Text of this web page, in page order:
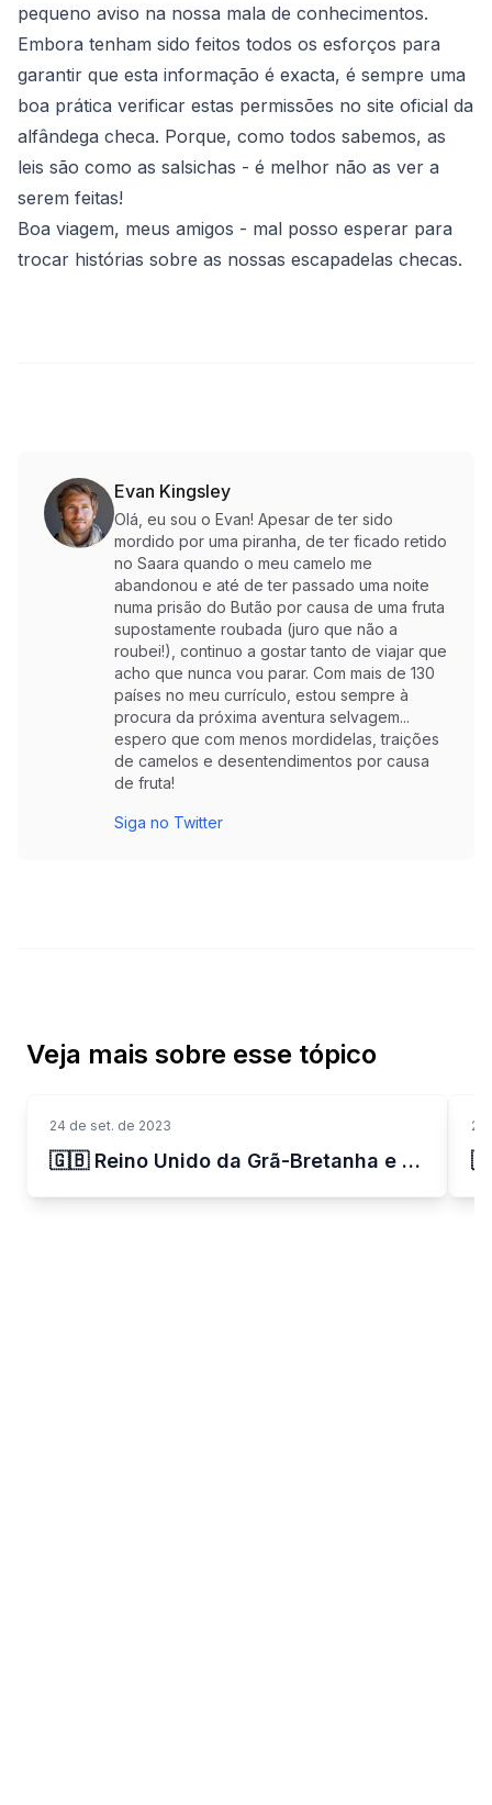
pequeno aviso na nossa mala de conhecimentos.
Embora tenham sido feitos todos os esforços para
garantir que esta informação é exacta, é sempre uma
boa prática verificar estas permissões no site oficial da
alfândega checa. Porque, como todos sabemos, as
leis são como as salsichas - é melhor não as ver a
serem feitas!
Boa viagem, meus amigos - mal posso esperar para
trocar histórias sobre as nossas escapadelas checas.
Evan Kingsley
Olá, eu sou o Evan! Apesar de ter sido
mordido por uma piranha, de ter ficado retido
no Saara quando o meu camelo me
abandonou e até de ter passado uma noite
numa prisão do Butão por causa de uma fruta
supostamente roubada (juro que não a
roubei!), continuo a gostar tanto de viajar que
acho que nunca vou parar. Com mais de 130
países no meu currículo, estou sempre à
procura da próxima aventura selvagem...
espero que com menos mordidelas, traições
de camelos e desentendimentos por causa
de fruta!
Siga no Twitter
Veja mais sobre esse tópico
24 de set. de 2023
🇬🇧 Reino Unido da Grã-Bretanha e Irlanda do Norte
24